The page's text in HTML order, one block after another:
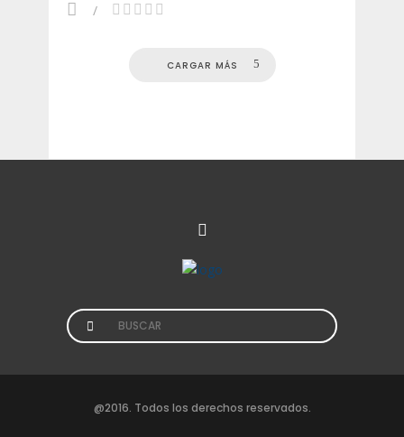
CARGAR MÁS
Search
for:
@2016. Todos los derechos reservados.